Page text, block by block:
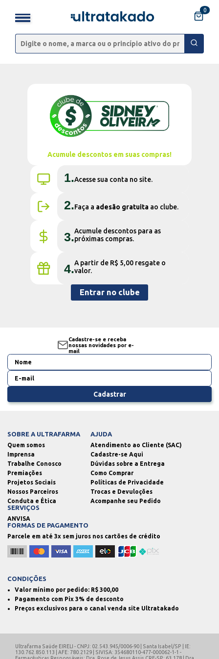
0
Acumule descontos em suas compras!
1.Acesse sua conta no site.
2.Faça a adesão gratuita ao clube.
3.Acumule descontos para as
próximas compras.
4.A partir de R$ 5,00 resgate o
valor.
Entrar no clube
Cadastre-se e receba
nossas novidades por e-
mail
Cadastrar
SOBRE A ULTRAFARMA
Quem somos
Imprensa
Trabalhe Conosco
Premiações
Projetos Sociais
Nossos Parceiros
Conduta e Ética
AJUDA
Atendimento ao Cliente (SAC)
Cadastre-se Aqui
Dúvidas sobre a Entrega
Como Comprar
Políticas de Privacidade
Trocas e Devuloções
Acompanhe seu Pedido
SERVIÇOS
ANVISA
FORMAS DE PAGAMENTO
Parcele em até 3x sem juros nos cartões de crédito
CONDIÇÕES
Valor mínimo por pedido: R$ 300,00
Pagamento com Pix 3% de desconto
Preços exclusivos para o canal venda site Ultratakado
Ultrafarma Saúde EIRELI - CNPJ: 02.543.945/0006-90 | Santa Isabel/SP | IE:
130.762.850.113 | AFE: 780.2129 | SIVISA: 354680110-477-000062-1-1 -